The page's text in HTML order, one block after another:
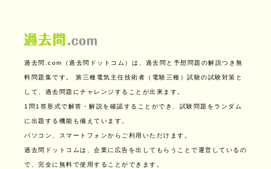
過去問.com（過去問ドットコム）は、過去問と予想問題の解説つき無
料問題集です。 第三種電気主任技術者（電験三種）試験の試験対策と
して、過去問題にチャレンジすることが出来ます。
1問1答形式で解答・解説を確認することができ、試験問題をランダム
に出題する機能も備えています。
パソコン、スマートフォンからご利用いただけます。
過去問ドットコムは、企業に広告を出してもらうことで運営しているの
で、完全に無料で使用することができます。